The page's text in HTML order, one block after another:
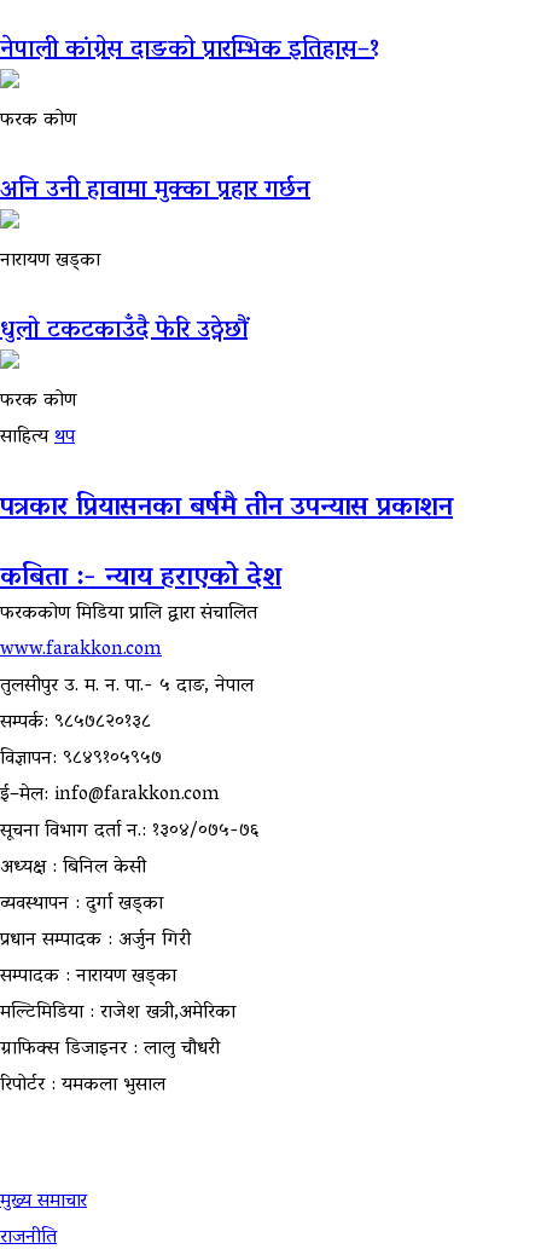
नेपाली कांग्रेस दाङको प्रारम्भिक इतिहास–१
फरक कोण
अनि उनी हावामा मुक्का प्रहार गर्छन
नारायण खड्का
धुलो टकटकाउँदै फेरि उठ्नेछौं
फरक कोण
साहित्यथप
पत्रकार प्रियासनका बर्षमै तीन उपन्यास प्रकाशन
कबिता :- न्याय हराएको देश
फरककोण मिडिया प्रालि द्वारा संचालित
www.farakkon.com
तुलसीपुर उ. म. न. पा.- ५ दाङ, नेपाल
सम्पर्क: ९८५७८२०१३८
विज्ञापन: ९८४९१०५९५७
ई–मेल: info@farakkon.com
सूचना विभाग दर्ता न.: १३०४/०७५-७६
अध्यक्ष : बिनिल केसी
व्यवस्थापन : दुर्गा खड्का
प्रधान सम्पादक : अर्जुन गिरी
सम्पादक : नारायण खड्का
मल्टिमिडिया : राजेश खत्री,अमेरिका
ग्राफिक्स डिजाइनर : लालु चौधरी
रिपोर्टर : यमकला भुसाल
मुख्य समाचार
राजनीति